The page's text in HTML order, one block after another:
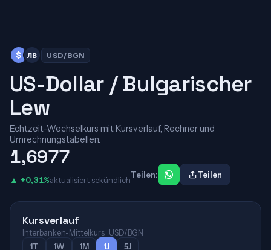
$ лв USD/BGN
US-Dollar / Bulgarischer
Lew
Echtzeit-Wechselkurs mit Kursverlauf, Rechner und
Umrechnungstabellen.
1,6977
▲ +0,31%aktualisiert sekündlich
Teilen: Teilen
Kursverlauf
Interbanken-Mittelkurs · USD/BGN
1T
1W 1M 1J 5J